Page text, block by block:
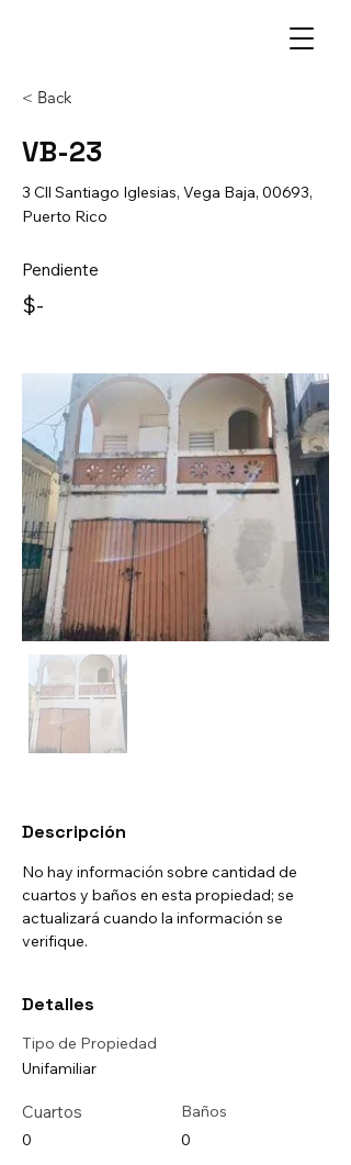
< Back
VB-23
3 Cll Santiago Iglesias, Vega Baja, 00693,
Puerto Rico
Pendiente
$-
Descripción
No hay información sobre cantidad de
cuartos y baños en esta propiedad; se
actualizará cuando la información se
verifique.
Detalles
Tipo de Propiedad
Unifamiliar
Cuartos
0
Baños
0